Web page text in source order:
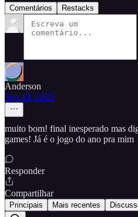
Comentários Restacks
Anderson
Sep 19, 2025
muito bom! final inesperado mas
games! Já é o jogo do ano pra mim
Responder
Compartilhar
Principais Mais recentes